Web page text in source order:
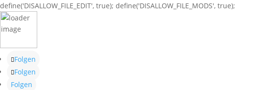
define('DISALLOW_FILE_EDIT', true); define('DISALLOW_FILE_MODS', true);
Folgen
Folgen
Folgen